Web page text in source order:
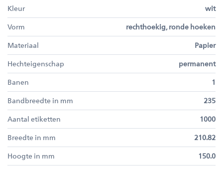
Kleur
wit
Vorm
rechthoekig, ronde hoeken
Materiaal
Papier
Hechteigenschap
permanent
Banen
1
Bandbreedte in mm
235
Aantal etiketten
1000
Breedte in mm
210.82
Hoogte in mm
150.0